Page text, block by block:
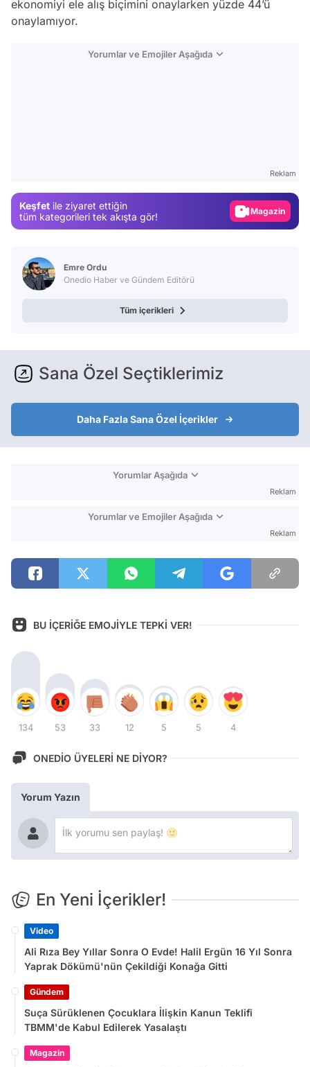
ekonomiyi ele alış biçimini onaylarken yüzde 44’ü
onaylamıyor.
Yorumlar ve Emojiler Aşağıda
Reklam
Keşfet ile ziyaret ettiğin
tüm kategorileri tek akışta gör!
Magazin
Emre Ordu
Onedio Haber ve Gündem Editörü
Tüm içerikleri
Sana Özel Seçtiklerimiz
Daha Fazla Sana Özel İçerikler
Yorumlar Aşağıda
Reklam
Yorumlar ve Emojiler Aşağıda
Reklam
BU İÇERİĞE EMOJİYLE TEPKİ VER!
134 53 33 12 5 5 4
ONEDİO ÜYELERİ NE DİYOR?
Yorum Yazın
En Yeni İçerikler!
Video
Ali Rıza Bey Yıllar Sonra O Evde! Halil Ergün 16 Yıl Sonra
Yaprak Dökümü'nün Çekildiği Konağa Gitti
Gündem
Suça Sürüklenen Çocuklara İlişkin Kanun Teklifi
TBMM'de Kabul Edilerek Yasalaştı
Magazin